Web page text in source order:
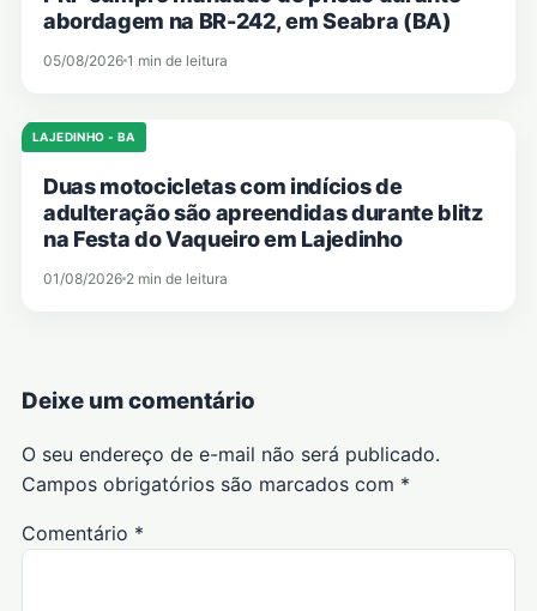
abordagem na BR-242, em Seabra (BA)
05/08/2026 1 min de leitura
LAJEDINHO - BA
Duas motocicletas com indícios de
adulteração são apreendidas durante blitz
na Festa do Vaqueiro em Lajedinho
01/08/2026 2 min de leitura
Deixe um comentário
O seu endereço de e-mail não será publicado.
Campos obrigatórios são marcados com *
Comentário *